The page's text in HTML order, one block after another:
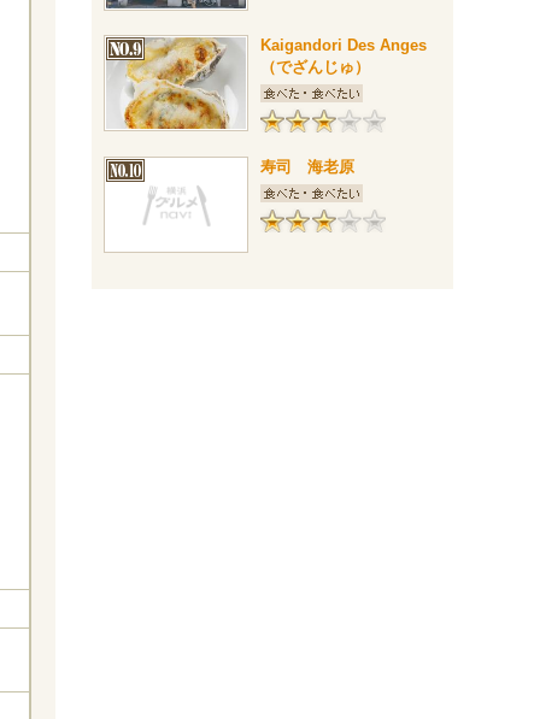
Kaigandori Des Anges
（でざんじゅ）
寿司 海老原